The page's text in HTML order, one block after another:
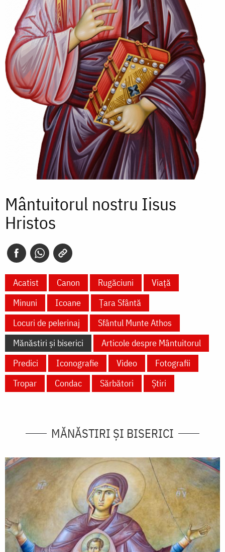
Mântuitorul nostru Iisus
Hristos
Acatist Canon Rugăciuni
Viață
Minuni
Icoane
Țara Sfântă
Locuri de pelerinaj
Sfântul Munte Athos
Mănăstiri și biserici
Articole despre Mântuitorul
Predici
Iconografie Video
Fotografii
Tropar
Condac Sărbători Știri
MĂNĂSTIRI ȘI BISERICI